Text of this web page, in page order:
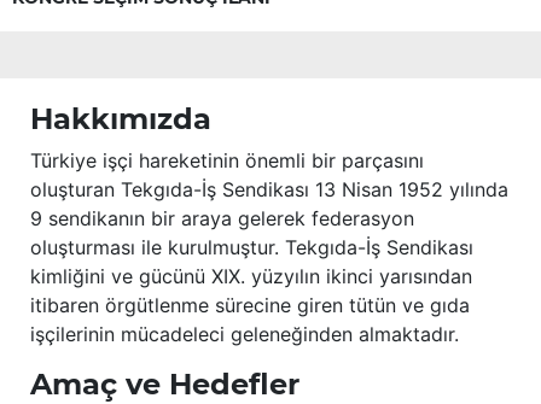
Hakkımızda
Türkiye işçi hareketinin önemli bir parçasını
oluşturan Tekgıda-İş Sendikası 13 Nisan 1952 yılında
9 sendikanın bir araya gelerek federasyon
oluşturması ile kurulmuştur. Tekgıda-İş Sendikası
kimliğini ve gücünü XIX. yüzyılın ikinci yarısından
itibaren örgütlenme sürecine giren tütün ve gıda
işçilerinin mücadeleci geleneğinden almaktadır.
Amaç ve Hedefler